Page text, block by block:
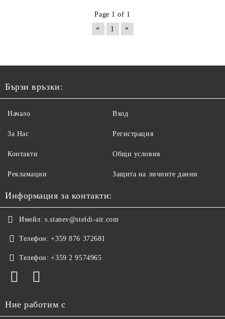
Page 1 of 1
«
1 »
Бързи връзки:
Начало
За Нас
Контакти
Рекламации
Вход
Регистрация
Общи условия
Защита на личните данни
Информация за контакти:
Имейл: s.stanev@steldi-air.com
Телефон: +359 876 372681
Телефон: +359 2 9574965
Ние работим с